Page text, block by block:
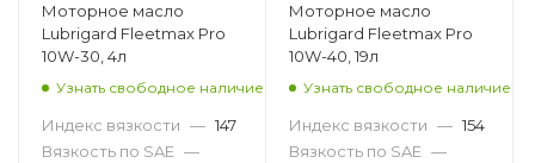
Моторное масло
Lubrigard Fleetmax Pro
10W-30, 4л
Узнать свободное наличие
Индекс вязкости — 147
Вязкость по SAE —
Моторное масло
Lubrigard Fleetmax Pro
10W-40, 19л
Узнать свободное наличие
Индекс вязкости — 154
Вязкость по SAE —